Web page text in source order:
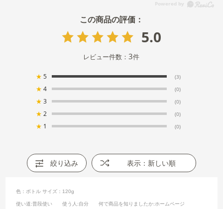
5.0
レビュー件数：3件
★ 5 (3)
★ 4 (0)
★ 3 (0)
★ 2 (0)
★ 1 (0)
絞り込み 表示：新しい順
色：ボトル サイズ：120g
使い道:普段使い 使う人 :自分 何で商品を知りましたか:ホームページ